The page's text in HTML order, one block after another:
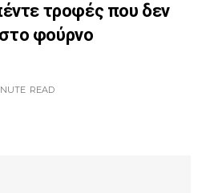
τροφές που δεν
φούρνο
READ